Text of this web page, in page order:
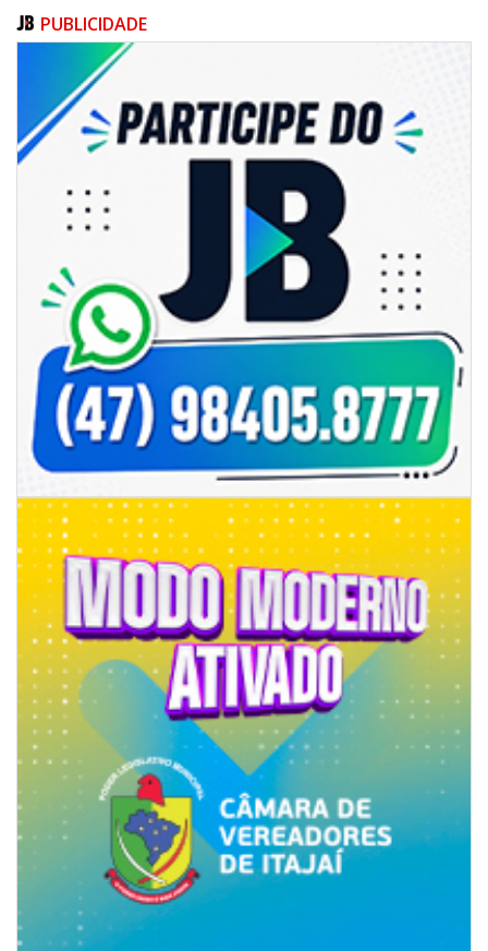
05/08/2026 | 14:41
Voz do litoral em Brasília: Joab da Pesca foca campanha na infraestrutura
e defesa dos pescadores da AMFRI
ITAPEMA
05/08/2026 | 07:00
Rede Municipal de Ensino inicia entrega de novos uniformes para
merendeiras
PUBLICIDADE